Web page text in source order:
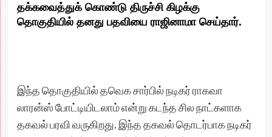
தக்கவைத்துக் கொண்டு திருச்சி கிழக்கு
தொகுதியில் தனது பதவியை ராஜினாமா செய்தார்.
இந்த தொகுதியில் தவெக சார்பில் நடிகர் ராகவா
லாரன்ஸ் போட்டியிடலாம் என்று கடந்த சில நாட்களாக
தகவல் பரவி வருகிறது. இந்த தகவல் தொடர்பாக நடிகர்